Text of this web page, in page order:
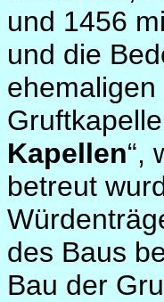
und 1456
und die
Gruftkapelle
Kapellen“,
betreut
des Baus
Bau der